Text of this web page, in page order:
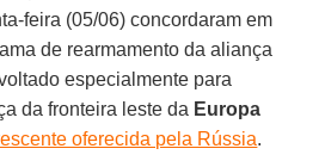
feira (05/06) concordaram em
de rearmamento da aliança
especialmente para
da fronteira leste da Europa
oferecida pela Rússia.